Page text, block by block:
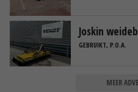
Joskin
GEBRUIKT, P.O.A.
MEER